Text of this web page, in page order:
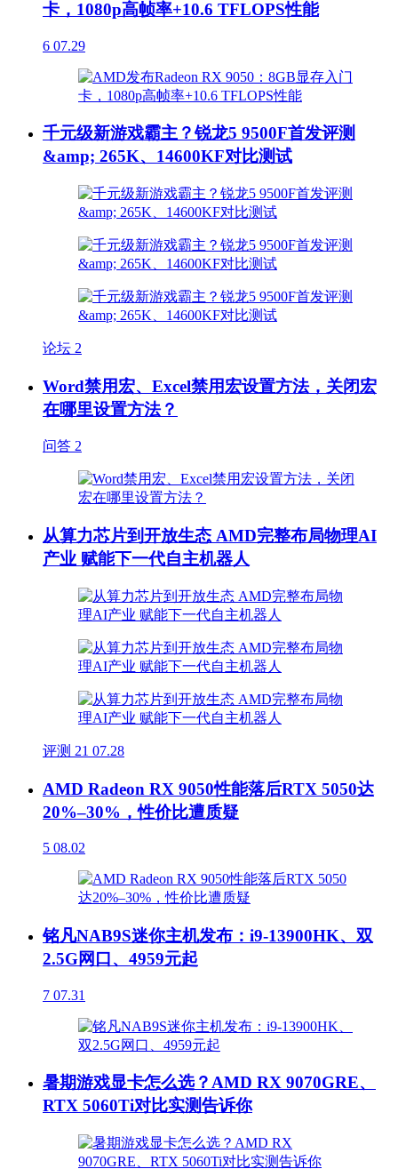
卡，1080p高帧率+10.6 TFLOPS性能
6 07.29
千元级新游戏霸主？锐龙5 9500F首发评测
&amp; 265K、14600KF对比测试
论坛 2
Word禁用宏、Excel禁用宏设置方法，关闭宏
在哪里设置方法？
问答 2
从算力芯片到开放生态 AMD完整布局物理AI
产业 赋能下一代自主机器人
评测 21 07.28
AMD Radeon RX 9050性能落后RTX 5050达
20%–30%，性价比遭质疑
5 08.02
铭凡NAB9S迷你主机发布：i9-13900HK、双
2.5G网口、4959元起
7 07.31
暑期游戏显卡怎么选？AMD RX 9070GRE、
RTX 5060Ti对比实测告诉你